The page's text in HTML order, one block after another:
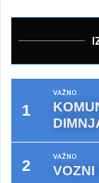
VAŽNO
VAŽNO
VOZNI